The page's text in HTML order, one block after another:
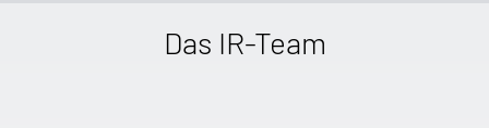
Das IR-Team